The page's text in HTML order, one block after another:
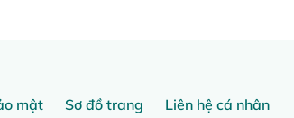
mật Sơ đồ trang
Liên hệ cá nhân